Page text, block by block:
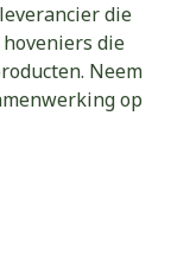
die
die
Neem
op